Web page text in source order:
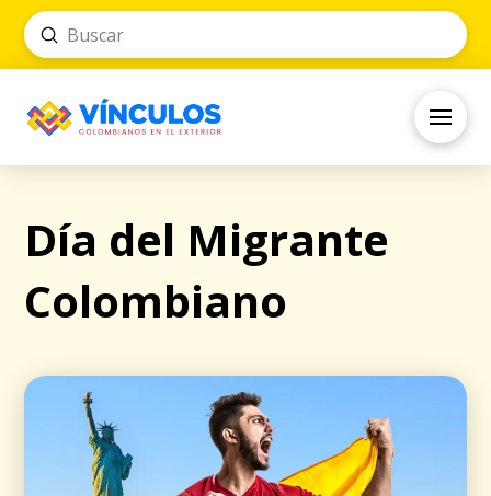
Search
Submit
Día del Migrante
Colombiano